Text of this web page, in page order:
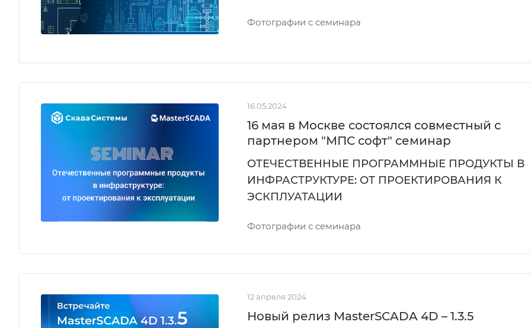
Фотографии с семинара
16.05.2024
16 мая в Москве состоялся совместный с
партнером "МПС софт" семинар
ОТЕЧЕСТВЕННЫЕ ПРОГРАММНЫЕ ПРОДУКТЫ В
ИНФРАСТРУКТУРЕ: ОТ ПРОЕКТИРОВАНИЯ К
ЭСКПЛУАТАЦИИ
Фотографии с семинара
12 апреля 2024
Новый релиз MasterSCADA 4D – 1.3.5